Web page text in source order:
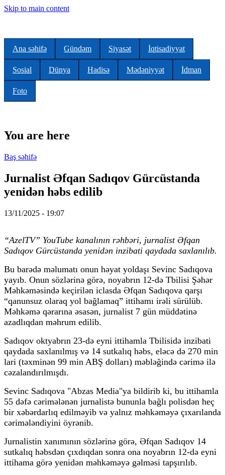
Skip to main content
Ana səhifə Gündəm Siyasət İqtisadiyyat
Sosial Dünya Hadisə Mədəniyyət İdman
Foto
You are here
Baş səhifə
Jurnalist Əfqan Sadıqov Gürcüstanda
yenidən həbs edilib
13/11/2025 - 19:07
“AzelTV” YouTube kanalının rəhbəri, jurnalist Əfqan
Sadıqov Gürcüstanda yenidən inzibati qaydada saxlanılıb.
Bu barədə məlumatı onun həyat yoldaşı Sevinc Sadıqova
yayıb. Onun sözlərinə görə, noyabrın 12-də Tbilisi Şəhər
Məhkəməsində keçirilən iclasda Əfqan Sadıqova qarşı
“qanunsuz olaraq yol bağlamaq” ittihamı irəli sürülüb.
Məhkəmə qərarına əsasən, jurnalist 7 gün müddətinə
azadlıqdan məhrum edilib.
Sadıqov oktyabrın 23-də eyni ittihamla Tbilisidə inzibati
qaydada saxlanılmış və 14 sutkalıq həbs, eləcə də 270 min
lari (təxminən 99 min ABŞ dolları) məbləğində cərimə ilə
cəzalandırılmışdı.
Sevinc Sadıqova "Abzas Media"ya bildirib ki, bu ittihamla
55 dəfə cərimələnən jurnalistə bununla bağlı polisdən heç
bir xəbərdarlıq edilməyib və yalnız məhkəməyə çıxarılanda
cərimələndiyini öyrənib.
Jurnalistin xanımının sözlərinə görə, Əfqan Sadıqov 14
sutkalıq həbsdən çıxdıqdan sonra ona noyabrın 12-də eyni
ittihama görə yenidən məhkəməyə gəlməsi tapşırılıb.